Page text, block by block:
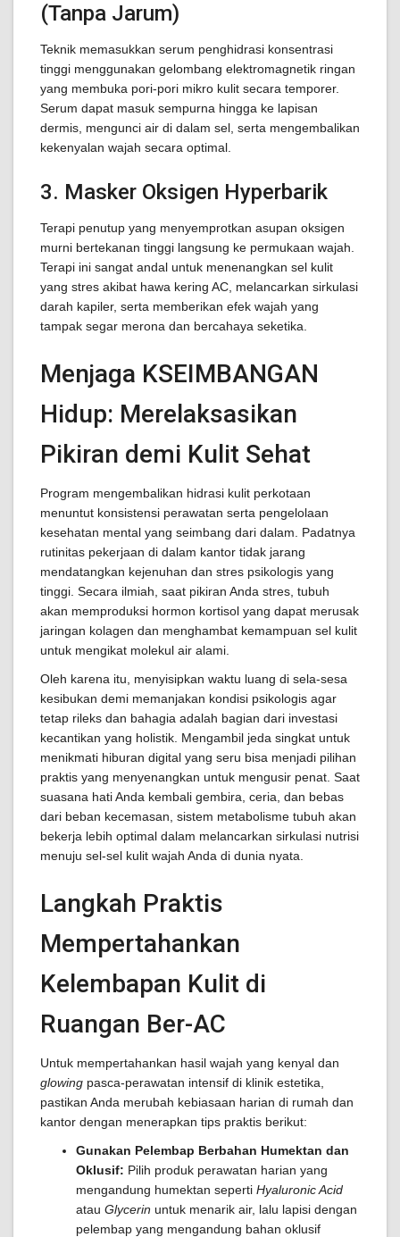
(Tanpa Jarum)
Teknik memasukkan serum penghidrasi konsentrasi
tinggi menggunakan gelombang elektromagnetik ringan
yang membuka pori-pori mikro kulit secara temporer.
Serum dapat masuk sempurna hingga ke lapisan
dermis, mengunci air di dalam sel, serta mengembalikan
kekenyalan wajah secara optimal.
3. Masker Oksigen Hyperbarik
Terapi penutup yang menyemprotkan asupan oksigen
murni bertekanan tinggi langsung ke permukaan wajah.
Terapi ini sangat andal untuk menenangkan sel kulit
yang stres akibat hawa kering AC, melancarkan sirkulasi
darah kapiler, serta memberikan efek wajah yang
tampak segar merona dan bercahaya seketika.
Menjaga KSEIMBANGAN
Hidup: Merelaksasikan
Pikiran demi Kulit Sehat
Program mengembalikan hidrasi kulit perkotaan
menuntut konsistensi perawatan serta pengelolaan
kesehatan mental yang seimbang dari dalam. Padatnya
rutinitas pekerjaan di dalam kantor tidak jarang
mendatangkan kejenuhan dan stres psikologis yang
tinggi. Secara ilmiah, saat pikiran Anda stres, tubuh
akan memproduksi hormon kortisol yang dapat merusak
jaringan kolagen dan menghambat kemampuan sel kulit
untuk mengikat molekul air alami.
Oleh karena itu, menyisipkan waktu luang di sela-sesa
kesibukan demi memanjakan kondisi psikologis agar
tetap rileks dan bahagia adalah bagian dari investasi
kecantikan yang holistik. Mengambil jeda singkat untuk
menikmati hiburan digital yang seru bisa menjadi pilihan
praktis yang menyenangkan untuk mengusir penat. Saat
suasana hati Anda kembali gembira, ceria, dan bebas
dari beban kecemasan, sistem metabolisme tubuh akan
bekerja lebih optimal dalam melancarkan sirkulasi nutrisi
menuju sel-sel kulit wajah Anda di dunia nyata.
Langkah Praktis
Mempertahankan
Kelembapan Kulit di
Ruangan Ber-AC
Untuk mempertahankan hasil wajah yang kenyal dan
glowing pasca-perawatan intensif di klinik estetika,
pastikan Anda merubah kebiasaan harian di rumah dan
kantor dengan menerapkan tips praktis berikut:
Gunakan Pelembap Berbahan Humektan dan
Oklusif: Pilih produk perawatan harian yang
mengandung humektan seperti Hyaluronic Acid
atau Glycerin untuk menarik air, lalu lapisi dengan
pelembap yang mengandung bahan oklusif